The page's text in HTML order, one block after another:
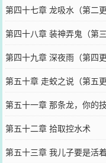
第四十七章 龙吸水（第二
第四十八章 装神弄鬼（第
第四十九章 深夜雨（第四
第五十章 走蛟之说（第五
第五十一章 那条龙，你的技
第五十二章 拾取控水术
第五十三章 我儿子要是活